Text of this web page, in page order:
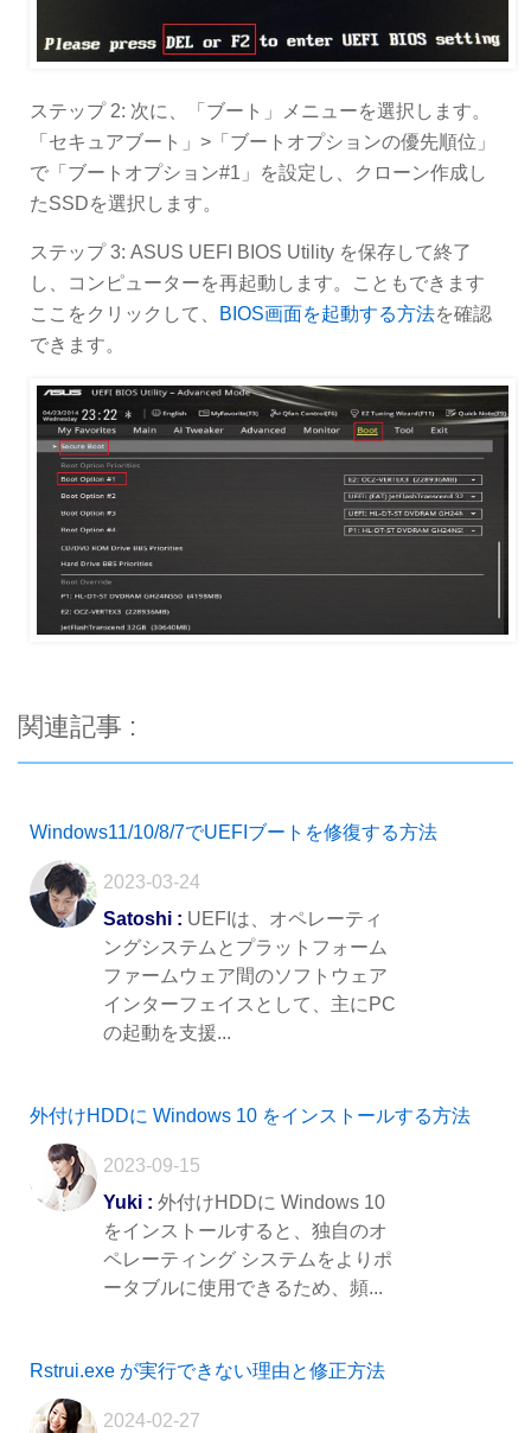
ステップ 2: 次に、「ブート」メニューを選択します。
「セキュアブート」>「ブートオプションの優先順位」
で「ブートオプション#1」を設定し、クローン作成し
たSSDを選択します。
ステップ 3: ASUS UEFI BIOS Utility を保存して終了
し、コンピューターを再起動します。こともできます
ここをクリックして、
BIOS画面を起動する方法を確認
できます。
関連記事 :
Windows11/10/8/7でUEFIブートを修復する方法
2023-03-24
Satoshi : UEFIは、オペレーティ
ングシステムとプラットフォーム
ファームウェア間のソフトウェア
インターフェイスとして、主にPC
の起動を支援...
外付けHDDに Windows 10 をインストールする方法
2023-09-15
Yuki : 外付けHDDに Windows 10
をインストールすると、独自のオ
ペレーティング システムをよりポ
ータブルに使用できるため、頻...
Rstrui.exe が実行できない理由と修正方法
2024-02-27